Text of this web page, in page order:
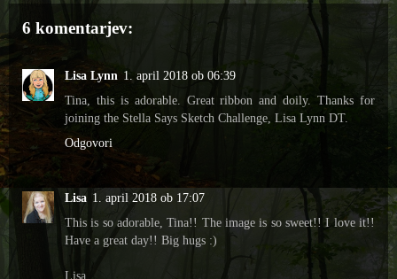
6 komentarjev:
Lisa Lynn 1. april 2018 ob 06:39
Tina, this is adorable. Great ribbon and doily. Thanks for
joining the Stella Says Sketch Challenge, Lisa Lynn DT.
Odgovori
Lisa 1. april 2018 ob 17:07
This is so adorable, Tina!! The image is so sweet!! I love it!!
Have a great day!! Big hugs :)
Lisa